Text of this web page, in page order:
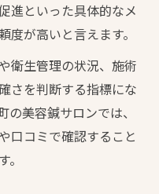
進といった具体的なメ
が高いと言えます。
衛生管理の状況、施術
さを判断する指標にな
の美容鍼サロンでは、
口コミで確認すること